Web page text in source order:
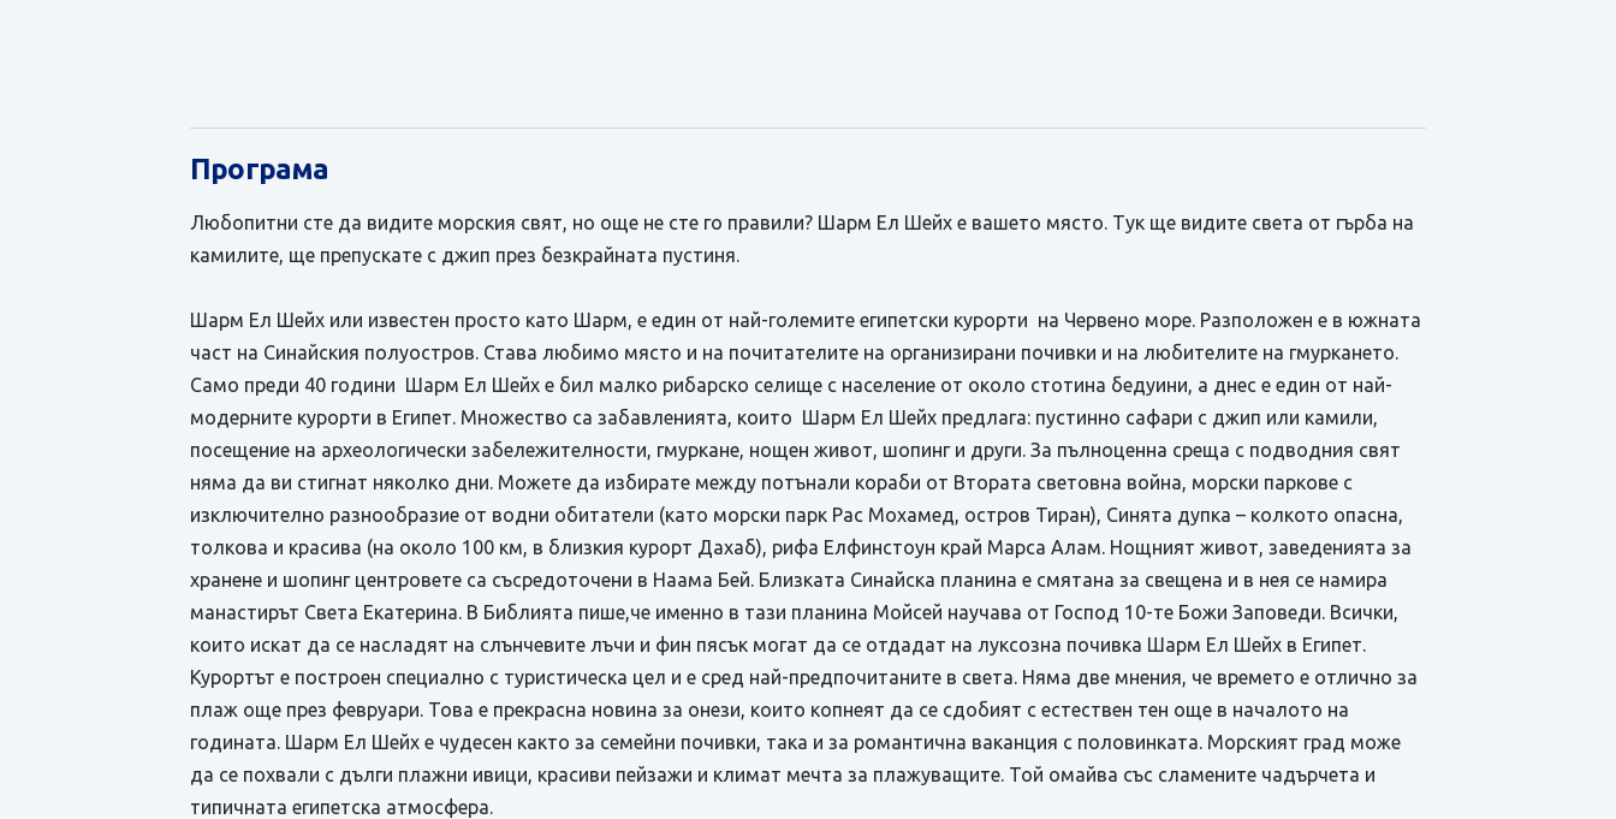
Програма
Любопитни сте да видите морския свят, но още не сте го правили? Шарм Ел Шейх е вашето място. Тук ще видите света от гърба на
камилите, ще препускате с джип през безкрайната пустиня.
Шарм Ел Шейх или известен просто като Шарм, е един от най-големите египетски курорти на Червено море. Разположен е в южната
част на Синайския полуостров. Става любимо място и на почитателите на организирани почивки и на любителите на гмуркането.
Само преди 40 години Шарм Ел Шейх е бил малко рибарско селище с население от около стотина бедуини, а днес е един от най-
модерните курорти в Египет. Множество са забавленията, които Шарм Ел Шейх предлага: пустинно сафари с джип или камили,
посещение на археологически забележителности, гмуркане, нощен живот, шопинг и други. За пълноценна среща с подводния свят
няма да ви стигнат няколко дни. Можете да избирате между потънали кораби от Втората световна война, морски паркове с
изключително разнообразие от водни обитатели (като морски парк Рас Мохамед, остров Тиран), Синята дупка – колкото опасна,
толкова и красива (на около 100 км, в близкия курорт Дахаб), рифа Елфинстоун край Марса Алам. Нощният живот, заведенията за
хранене и шопинг центровете са съсредоточени в Наама Бей. Близката Синайска планина е смятана за свещена и в нея се намира
манастирът Света Екатерина. В Библията пише,че именно в тази планина Мойсей научава от Господ 10-те Божи Заповеди. Всички,
които искат да се насладят на слънчевите лъчи и фин пясък могат да се отдадат на луксозна почивка Шарм Ел Шейх в Египет.
Курортът е построен специално с туристическа цел и е сред най-предпочитаните в света. Няма две мнения, че времето е отлично за
плаж още през февруари. Това е прекрасна новина за онези, които копнеят да се сдобият с естествен тен още в началото на
годината. Шарм Ел Шейх е чудесен както за семейни почивки, така и за романтична ваканция с половинката. Морският град може
да се похвали с дълги плажни ивици, красиви пейзажи и климат мечта за плажуващите. Той омайва със сламените чадърчета и
типичната египетска атмосфера.